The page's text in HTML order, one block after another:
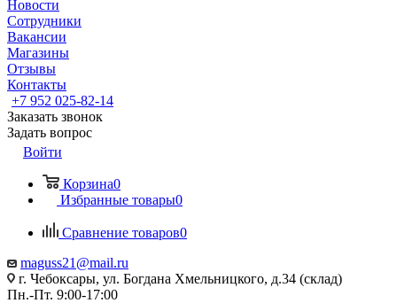
Новости
Сотрудники
Вакансии
Магазины
Отзывы
Контакты
+7 952 025-82-14
Заказать звонок
Задать вопрос
Войти
Корзина0
Избранные товары0
Сравнение товаров0
maguss21@mail.ru
г. Чебоксары, ул. Богдана Хмельницкого, д.34 (склад)
Пн.-Пт. 9:00-17:00